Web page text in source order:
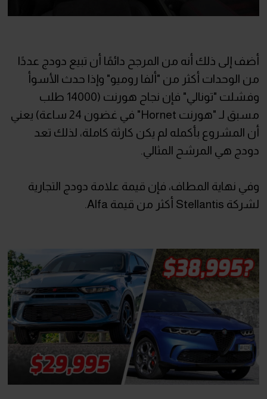
أضف إلى ذلك أنه من المرجح دائمًا أن تبيع دودج عددًا
من الوحدات أكثر من "ألفا روميو" وإذا حدث الأسوأ
وفشلت "تونالي" فإن نجاح هورنت (14000 طلب
مسبق لـ "هورنت Hornet" في غضون 24 ساعة) يعني
أن المشروع بأكمله لم يكن كارثة كاملة، لذلك تعد
دودج هي المرشح المثالي.
وفي نهاية المطاف، فإن قيمة علامة دودج التجارية
لشركة Stellantis أكثر من قيمة Alfa.